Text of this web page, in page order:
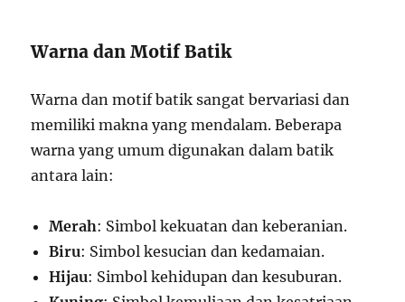
Warna dan Motif Batik
Warna dan motif batik sangat bervariasi dan
memiliki makna yang mendalam. Beberapa
warna yang umum digunakan dalam batik
antara lain:
Merah: Simbol kekuatan dan keberanian.
Biru: Simbol kesucian dan kedamaian.
Hijau: Simbol kehidupan dan kesuburan.